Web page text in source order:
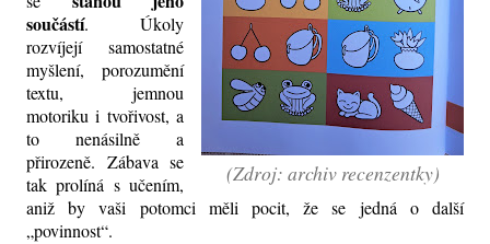
(Zdroj: archiv recenzentky)
součástí. Úkoly
rozvíjejí samostatné
myšlení, porozumění
textu, jemnou
motoriku i tvořivost, a
to nenásilně a
přirozeně. Zábava se
tak prolíná s učením,
aniž by vaši potomci měli pocit, že se jedná o další
„povinnost“.